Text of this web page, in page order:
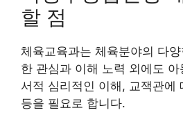
할 점
체육교육과는 체육분야의 다
한 관심과 이해 노력 외에도
서적 심리적인 이해, 교잭관에
등을 필요로 합니다.